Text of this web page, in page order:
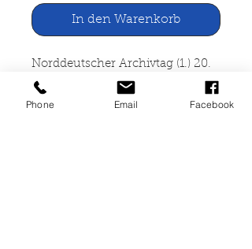
In den Warenkorb
Norddeutscher Archivtag (1.) 20.
bis 21. Juni 2000 in Hamburg
Phone Email Facebook